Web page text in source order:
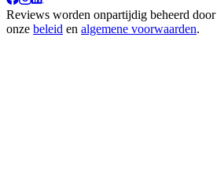
Reviews worden onpartijdig beheerd door
onze beleid en algemene voorwaarden.